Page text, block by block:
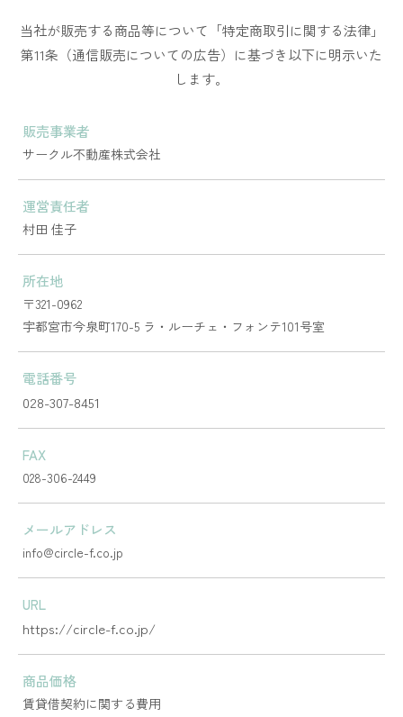
当社が販売する商品等について「特定商取引に関する法律」
第11条（通信販売についての広告）に基づき以下に明示いた
します。
販売事業者
サークル不動産株式会社
運営責任者
村田 佳子
所在地
〒321-0962
​​​​​​​宇都宮市今泉町170-5 ラ・ルーチェ・フォンテ101号室
電話番号
028-307-8451
FAX
028-306-2449
メールアドレス
info@circle-f.co.jp
URL
https://circle-f.co.jp/
商品価格
賃貸借契約に関する費用